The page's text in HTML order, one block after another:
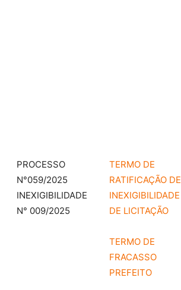
PROCESSO
N°059/2025
INEXIGIBILIDADE
N° 009/2025
TERMO DE
RATIFICAÇÃO DE
INEXIGIBILIDADE
DE LICITAÇÃO
TERMO DE
FRACASSO
PREFEITO